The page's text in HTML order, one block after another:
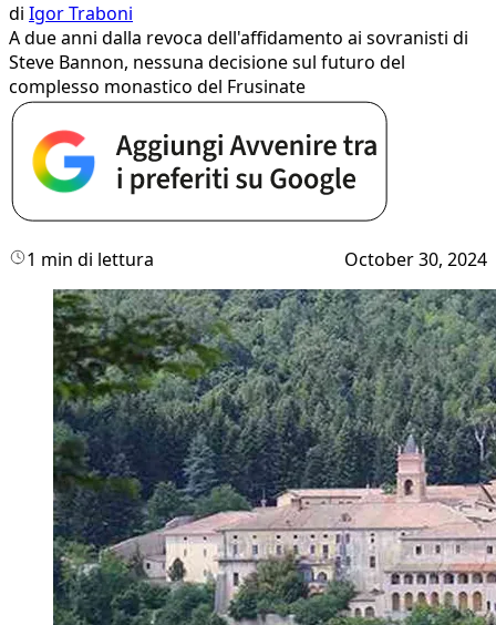
di Igor Traboni
A due anni dalla revoca dell'affidamento ai sovranisti di
Steve Bannon, nessuna decisione sul futuro del
complesso monastico del Frusinate
1 min di lettura October 30, 2024